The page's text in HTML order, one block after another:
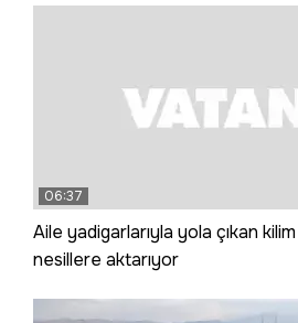
06:37
Aile yadigarlarıyla yola çıkan kilim
nesillere aktarıyor